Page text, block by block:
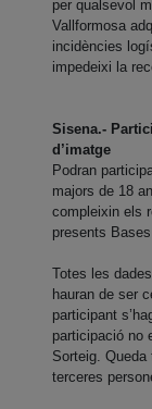
per qualsevol
Vallformosa
incidències
impedeixi la
Sisena.-
d’imatge
Podran
majors de 18
compleixin els
presents
Totes les
hauran de ser
participant
participació no
Sorteig. Queda
terceres